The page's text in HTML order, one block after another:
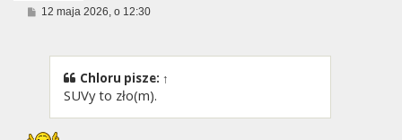
P12 maja 2026, o 12:30
Chloru pisze: ↑
SUVy to zło(m).